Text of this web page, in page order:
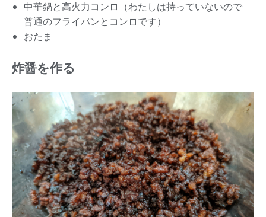
中華鍋と高火力コンロ（わたしは持っていないので
普通のフライパンとコンロです）
おたま
炸醤を作る